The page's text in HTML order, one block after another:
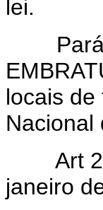
lei.
locais
Nacional
Art
janeiro